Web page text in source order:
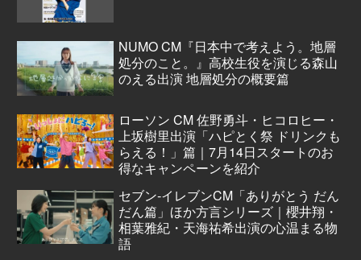
NUMO CM『日本中で考えよう。地層
処分のこと。』高校生役を演じる森山
のえる出演 地層処分の概要篇
ローソン CM 佐野勇斗・ヒコロヒー・
上坂樹里出演「ハピとく祭 ドリンクも
らえる！」篇｜7月14日スタートのお
得なキャンペーンを紹介
セブン‐イレブンCM「ありがとう だん
だん篇」ほか方言シリーズ｜櫻井翔・
相葉雅紀・天海祐希出演の心温まる物
語